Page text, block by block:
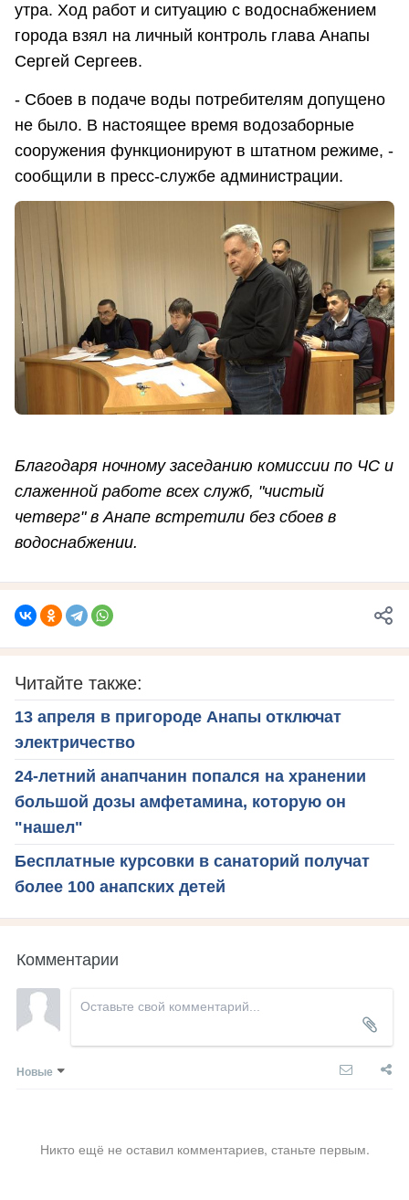
утра. Ход работ и ситуацию с водоснабжением
города взял на личный контроль глава Анапы
Сергей Сергеев.
- Сбоев в подаче воды потребителям допущено
не было. В настоящее время водозаборные
сооружения функционируют в штатном режиме, -
сообщили в пресс-службе администрации.
Благодаря ночному заседанию комиссии по ЧС и
слаженной работе всех служб, "чистый
четверг" в Анапе встретили без сбоев в
водоснабжении.
Читайте также:
13 апреля в пригороде Анапы отключат
электричество
24-летний анапчанин попался на хранении
большой дозы амфетамина, которую он
"нашел"
Бесплатные курсовки в санаторий получат
более 100 анапских детей
Комментарии
Новые
Никто ещё не оставил комментариев, станьте первым.